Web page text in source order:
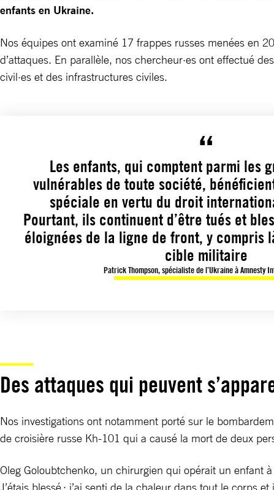
enfants en Ukraine.
Nos équipes ont examiné 17 frappes russes menées en
d’attaques. En parallèle, nos chercheur·es ont effectué
civil·es et des infrastructures civiles.
Les enfants, qui comptent parmi les
vulnérables de toute société,
spéciale en vertu du droit
Pourtant, ils continuent d’être tués et
éloignées de la ligne de front, y compris
cible militaire
Patrick Thompson, spécialiste de l’Ukraine à Amnesty
Des attaques qui peuvent
Nos investigations ont notamment porté sur le
de croisière russe Kh-101 qui a causé la mort de deux
Oleg Goloubtchenko, un chirurgien qui opérait un enfant
J’étais blessé : j’ai senti de la chaleur dans tout le corps